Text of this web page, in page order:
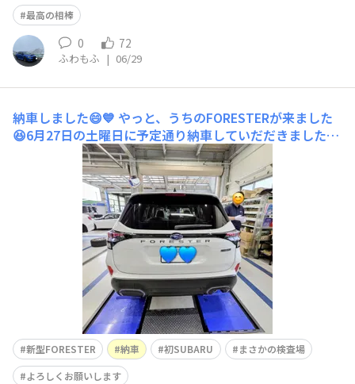
最高の相棒
0 72
ふわもふ | 06/29
納車しました😄💙 やっと、うちのFORESTERが来ました
😆6月27日の土曜日に予定通り納車していだだきました😄
実は台風の接近などもあり、天候が悪い事が予想され、納
車早々に汚れるのもどうか？別日にするか？と担当さんか
ら前日に電話があったのですが、予定通りにお願いしまし
た🙏当日は風は弱かったのですが、雨が酷く屋根の下で
新型FORESTER 納車 初SUBARU
まさかの検査場
よろしくお願いします